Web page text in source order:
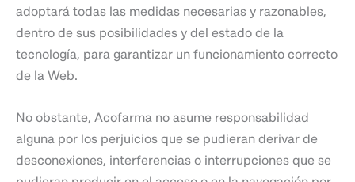
adoptará todas las medidas necesarias y razonables,
dentro de sus posibilidades y del estado de la
tecnología, para garantizar un funcionamiento correcto
de la Web.
No obstante, Acofarma no asume responsabilidad
alguna por los perjuicios que se pudieran derivar de
desconexiones, interferencias o interrupciones que se